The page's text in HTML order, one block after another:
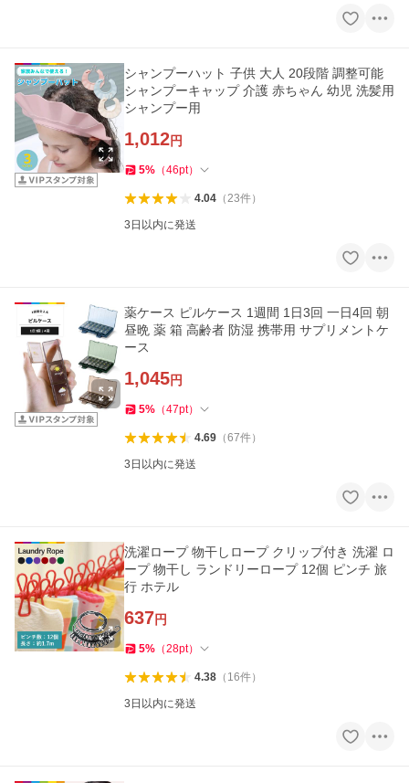
シャンプーハット 子供 大人 20段階 調整可能
シャンプーキャップ 介護 赤ちゃん 幼児 洗髪用
シャンプー用
1,012円
5% （46pt）
4.04（23件）
3日以内に発送
薬ケース ピルケース 1週間 1日3回 一日4回 朝
昼晩 薬 箱 高齢者 防湿 携帯用 サプリメントケ
ース
1,045円
5% （47pt）
4.69（67件）
3日以内に発送
洗濯ロープ 物干しロープ クリップ付き 洗濯 ロ
ープ 物干し ランドリーロープ 12個 ピンチ 旅
行 ホテル
637円
5% （28pt）
4.38（ 16件）
3日以内に発送